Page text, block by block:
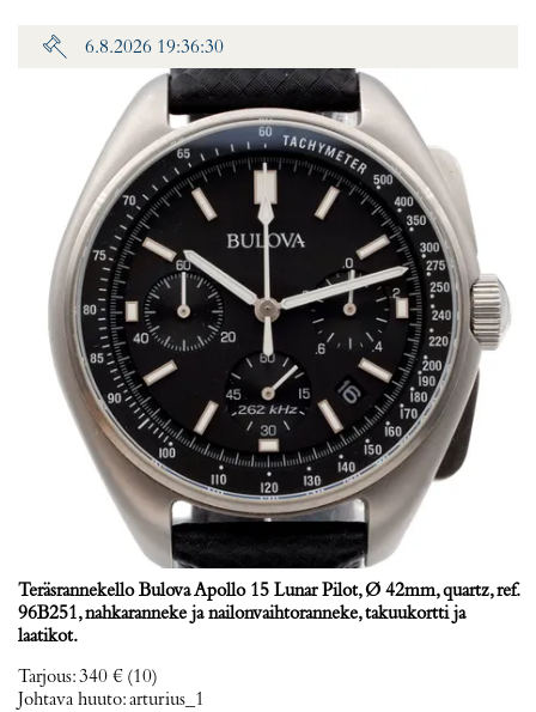
6.8.2026 19:36:30
Teräsrannekello Bulova Apollo 15 Lunar Pilot, Ø 42mm, quartz, ref.
96B251, nahkaranneke ja nailonvaihtoranneke, takuukortti ja
laatikot.
Tarjous:340 € (10)
Johtava huuto:arturius_1